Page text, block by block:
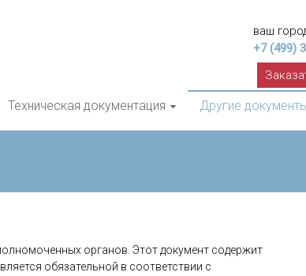
ваш
+7 (499)
Техническая документация Другие
органов. Этот документ содержит
обязательной в соответствии с